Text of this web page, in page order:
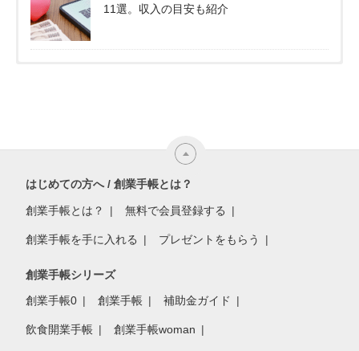
11選。収入の目安も紹介
はじめての方へ / 創業手帳とは？
創業手帳とは？ 無料で会員登録する
創業手帳を手に入れる プレゼントをもらう
創業手帳シリーズ
創業手帳0 創業手帳 補助金ガイド
飲食開業手帳 創業手帳woman